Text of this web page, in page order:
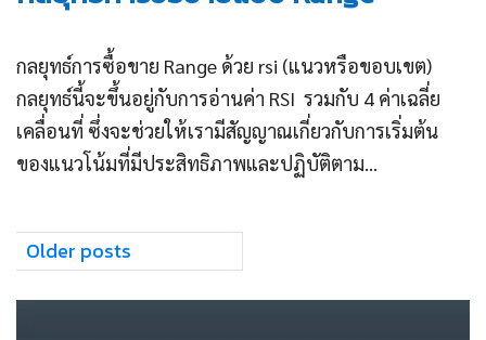
กลยุทธ์การซื้อขาย Range ด้วย rsi (แนวหรือขอบเขต)
กลยุทธ์นี้จะขึ้นอยู่กับการอ่านค่า RSI รวมกับ 4 ค่าเฉลี่ย
เคลื่อนที่ ซึ่งจะช่วยให้เรามีสัญญาณเกี่ยวกับการเริ่มต้น
ของแนวโน้มที่มีประสิทธิภาพและปฏิบัติตาม...
Posts
navigation
Older posts